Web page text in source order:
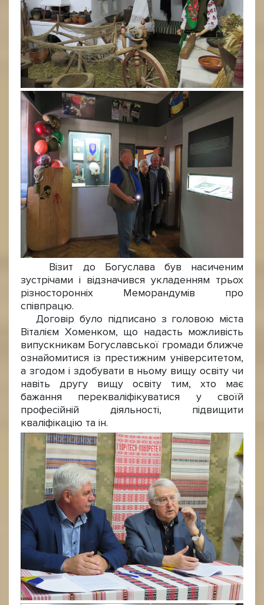
Візит до Богуслава був насиченим
зустрічами і відзначився укладенням трьох
різносторонніх Меморандумів про
співпрацю.
Договір було підписано з головою міста
Віталієм Хоменком, що надасть можливість
випускникам Богуславської громади ближче
ознайомитися із престижним університетом,
а згодом і здобувати в ньому вищу освіту чи
навіть другу вищу освіту тим, хто має
бажання перекваліфікуватися у своїй
професійній діяльності, підвищити
кваліфікацію та ін.